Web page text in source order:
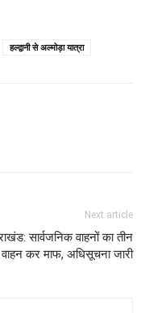
हल्द्वानी से अल्मोड़ा यात्रा
Next article
सार्वजनिक वाहनों का तीन
वाहन कर माफ, अधिसूचना जारी